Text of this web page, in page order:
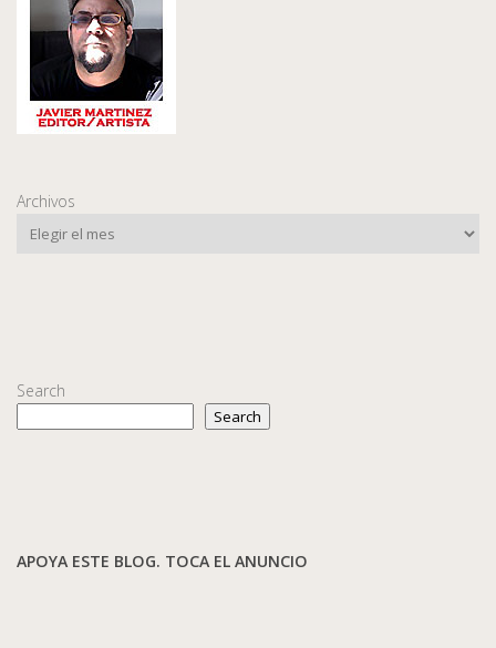
Archivos
Search
Search
APOYA ESTE BLOG. TOCA EL ANUNCIO